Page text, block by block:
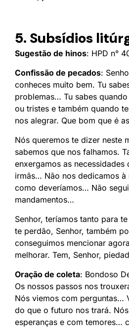
5. Subsídios
Sugestão de hinos: HPD n°
Confissão de pecados:
conheces muito bem. Tu
problemas… Tu sabes
ou tristes e também quando
nos alegrar. Que bom que é
Nós queremos te dizer neste
sabemos que nos falhamos.
enxergamos as necessidades
irmãs… Não nos dedicamos à
como deveríamos… Não
mandamentos…
Senhor, teríamos tanto para
te perdão, Senhor, também
conseguimos mencionar
melhorar. Tem, Senhor,
Oração de coleta: Bondoso
Os nossos passos nos
Nós viemos com perguntas…
do que o futuro nos trará.
esperanças e com temores…